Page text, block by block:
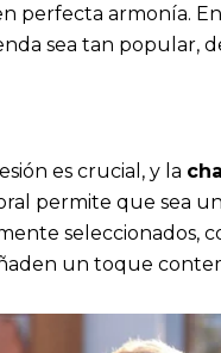
perfecta armonía.
sea tan popular,
es crucial, y la
permite que sea
seleccionados,
un toque